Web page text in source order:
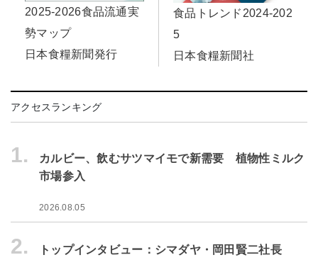
2025-2026食品流通実
勢マップ
日本食糧新聞発行
食品トレンド2024-202
5
日本食糧新聞社
アクセスランキング
1.
カルビー、飲むサツマイモで新需要 植物性ミルク
市場参入
2026.08.05
2. トップインタビュー：シマダヤ・岡田賢二社長